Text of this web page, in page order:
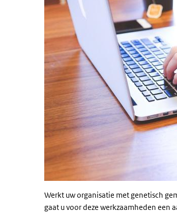
Werkt uw organisatie met genetisch
gaat u voor deze werkzaamheden een